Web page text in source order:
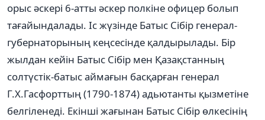
орыс әскері 6-атты әскер полкіне офицер болып
тағайындалады. Іс жүзінде Батыс Сібір генерал-
губернаторының кеңсесінде қалдырылады. Бір
жылдан кейін Батыс Сібір мен Қазақстанның
солтүстік-батыс аймағын басқарған генерал
Г.Х.Гасфорттың (1790-1874) адьютанты қызметіне
белгіленеді. Екінші жағынан Батыс Сібір өлкесінің